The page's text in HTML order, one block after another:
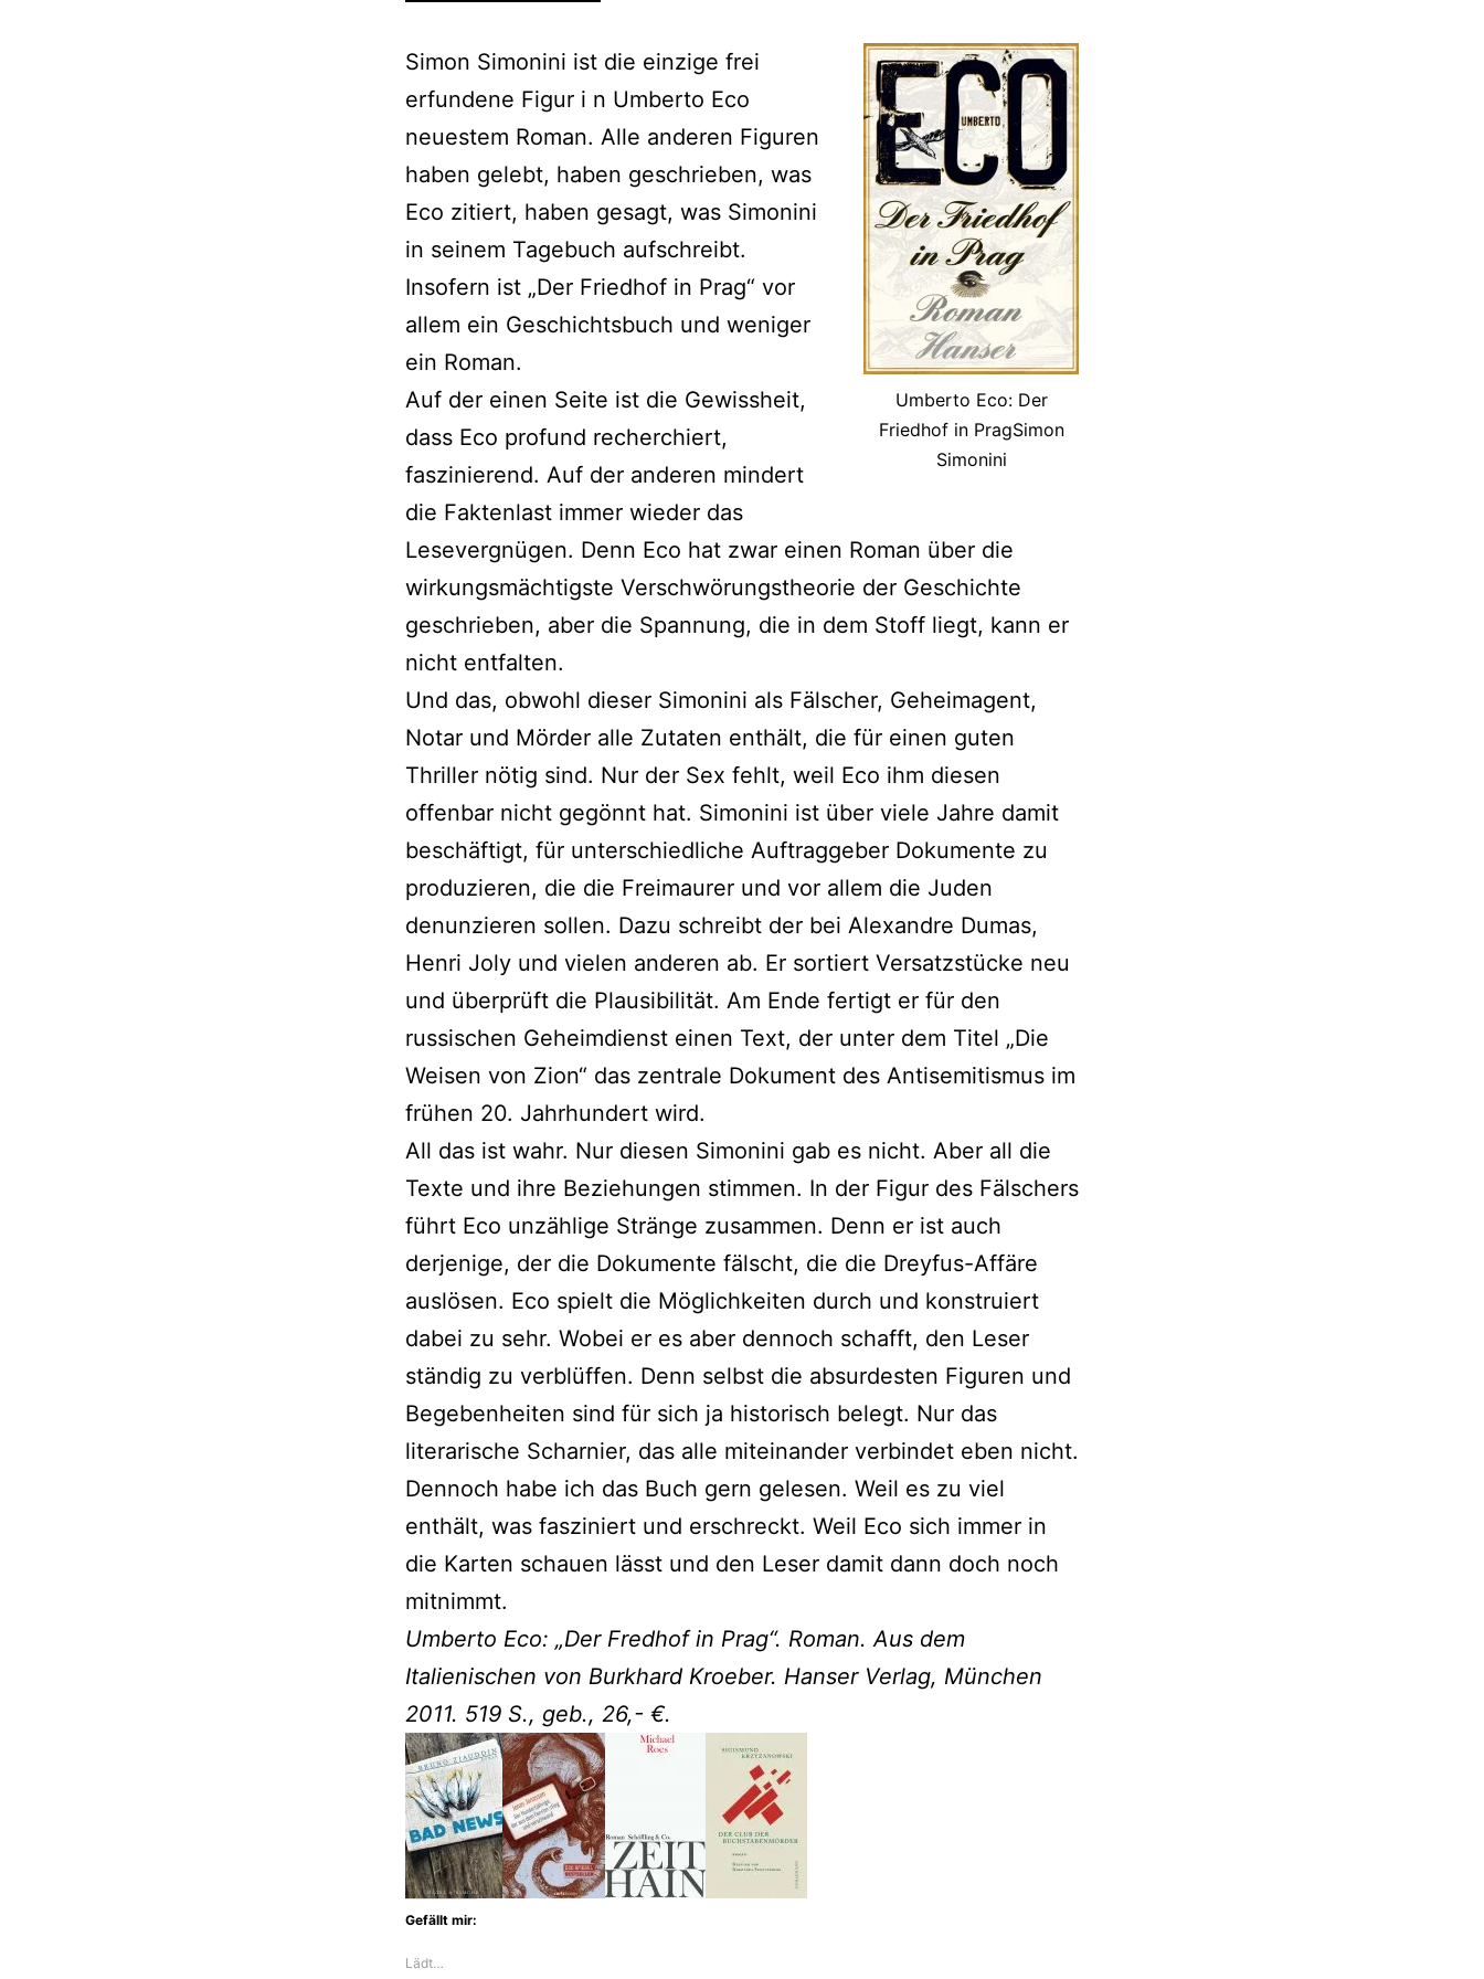
Umberto Eco: Der
Friedhof in PragSimon
Simonini
Simon Simonini ist die einzige frei
erfundene Figur i n Umberto Eco
neuestem Roman. Alle anderen Figuren
haben gelebt, haben geschrieben, was
Eco zitiert, haben gesagt, was Simonini
in seinem Tagebuch aufschreibt.
Insofern ist „Der Friedhof in Prag“ vor
allem ein Geschichtsbuch und weniger
ein Roman.
Auf der einen Seite ist die Gewissheit,
dass Eco profund recherchiert,
faszinierend. Auf der anderen mindert
die Faktenlast immer wieder das
Lesevergnügen. Denn Eco hat zwar einen Roman über die
wirkungsmächtigste Verschwörungstheorie der Geschichte
geschrieben, aber die Spannung, die in dem Stoff liegt, kann er
nicht entfalten.
Und das, obwohl dieser Simonini als Fälscher, Geheimagent,
Notar und Mörder alle Zutaten enthält, die für einen guten
Thriller nötig sind. Nur der Sex fehlt, weil Eco ihm diesen
offenbar nicht gegönnt hat. Simonini ist über viele Jahre damit
beschäftigt, für unterschiedliche Auftraggeber Dokumente zu
produzieren, die die Freimaurer und vor allem die Juden
denunzieren sollen. Dazu schreibt der bei Alexandre Dumas,
Henri Joly und vielen anderen ab. Er sortiert Versatzstücke neu
und überprüft die Plausibilität. Am Ende fertigt er für den
russischen Geheimdienst einen Text, der unter dem Titel „Die
Weisen von Zion“ das zentrale Dokument des Antisemitismus im
frühen 20. Jahrhundert wird.
All das ist wahr. Nur diesen Simonini gab es nicht. Aber all die
Texte und ihre Beziehungen stimmen. In der Figur des Fälschers
führt Eco unzählige Stränge zusammen. Denn er ist auch
derjenige, der die Dokumente fälscht, die die Dreyfus-Affäre
auslösen. Eco spielt die Möglichkeiten durch und konstruiert
dabei zu sehr. Wobei er es aber dennoch schafft, den Leser
ständig zu verblüffen. Denn selbst die absurdesten Figuren und
Begebenheiten sind für sich ja historisch belegt. Nur das
literarische Scharnier, das alle miteinander verbindet eben nicht.
Dennoch habe ich das Buch gern gelesen. Weil es zu viel
enthält, was fasziniert und erschreckt. Weil Eco sich immer in
die Karten schauen lässt und den Leser damit dann doch noch
mitnimmt.
Umberto Eco: „Der Fredhof in Prag“. Roman. Aus dem
Italienischen von Burkhard Kroeber. Hanser Verlag, München
2011. 519 S., geb., 26,- €.
Gefällt mir:
Lädt…